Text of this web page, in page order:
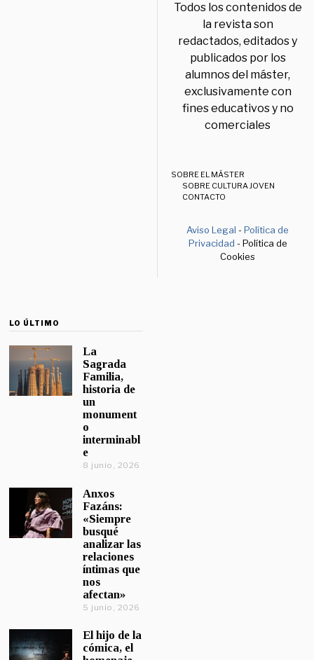
Todos los contenidos de
la revista son
redactados, editados y
publicados por los
alumnos del máster,
exclusivamente con
fines educativos y no
comerciales
SOBRE EL MÁSTER
SOBRE CULTURA JOVEN
CONTACTO
Aviso Legal -Política de
Privacidad - Política de
Cookies
LO ÚLTIMO
La
Sagrada
Familia,
historia de
un
monument
o
interminabl
e
8 junio, 2026
Anxos
Fazáns:
«Siempre
busqué
analizar las
relaciones
íntimas que
nos
afectan»
5 junio, 2026
El hijo de la
cómica, el